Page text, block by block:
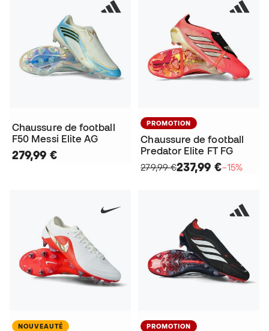
Chaussure de football
F50 Messi Elite AG
279,99 €
PROMOTION
Chaussure de football
Predator Elite FT FG
279,99 €237,99 €−15%
NOUVEAUTÉ PROMOTION